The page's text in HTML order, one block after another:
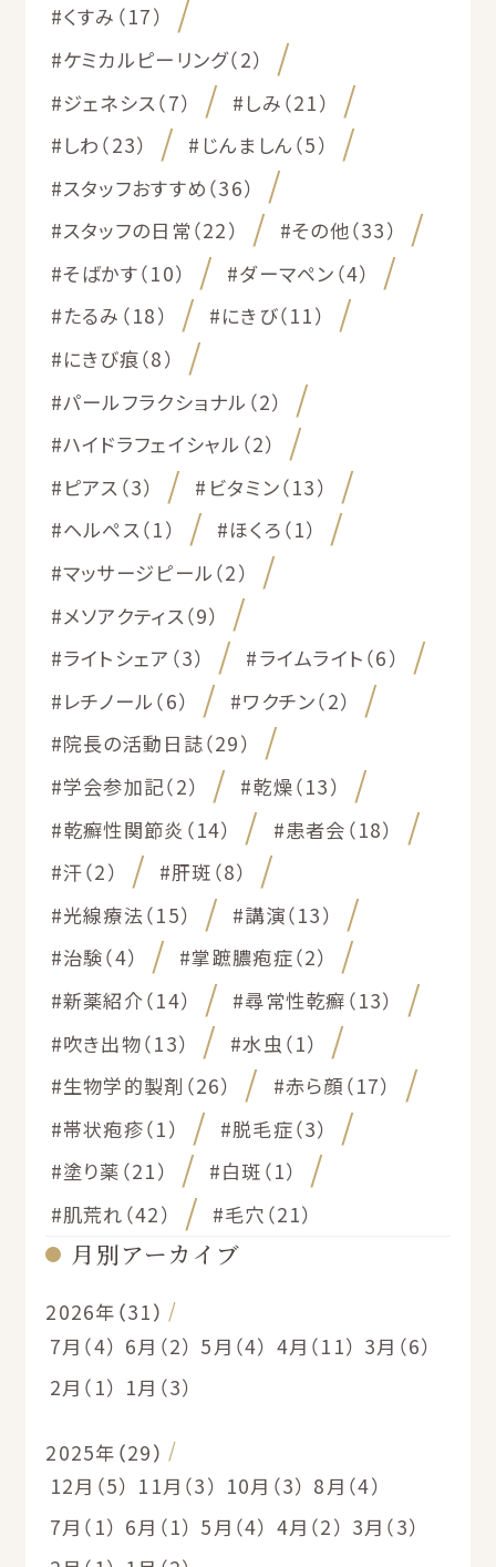
#くすみ（17）
#ケミカルピーリング（2）
#ジェネシス（7）
#しみ（21）
#しわ（23）
#じんましん（5）
#スタッフおすすめ（36）
#スタッフの日常（22）
#その他（33）
#そばかす（10）
#ダーマペン（4）
#たるみ（18）
#にきび（11）
#にきび痕（8）
#パールフラクショナル（2）
#ハイドラフェイシャル（2）
#ピアス（3）
#ビタミン（13）
#ヘルペス（1）
#ほくろ（1）
#マッサージピール（2）
#メソアクティス（9）
#ライトシェア（3）
#ライムライト（6）
#レチノール（6）
#ワクチン（2）
#院長の活動日誌（29）
#学会参加記（2）
#乾燥（13）
#乾癬性関節炎（14）
#患者会（18）
#汗（2）
#肝斑（8）
#光線療法（15）
#講演（13）
#治験（4）
#掌蹠膿疱症（2）
#新薬紹介（14）
#尋常性乾癬（13）
#吹き出物（13）
#水虫（1）
#生物学的製剤（26）
#赤ら顔（17）
#帯状疱疹（1）
#脱毛症（3）
#塗り薬（21）
#白斑（1）
#肌荒れ（42）
#毛穴（21）
月別アーカイブ
2026年（31）
7月（4） 6月（2） 5月（4） 4月（11） 3月（6）
2月（1） 1月（3）
2025年（29）
12月（5） 11月（3） 10月（3） 8月（4）
7月（1） 6月（1） 5月（4） 4月（2） 3月（3）